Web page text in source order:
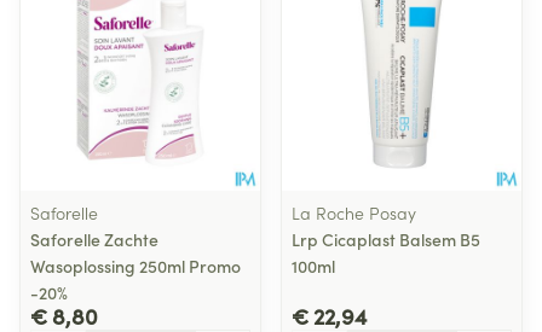
Saforelle
Saforelle Zachte
Wasoplossing 250ml Promo
-20%
€ 8,80
La Roche Posay
Lrp Cicaplast Balsem B5
100ml
€ 22,94